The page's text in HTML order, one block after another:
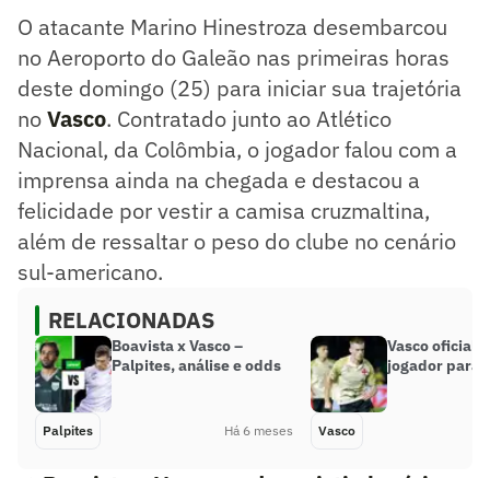
O atacante Marino Hinestroza desembarcou
no Aeroporto do Galeão nas primeiras horas
deste domingo (25) para iniciar sua trajetória
noVasco. Contratado junto ao Atlético
Nacional, da Colômbia, o jogador falou com a
imprensa ainda na chegada e destacou a
felicidade por vestir a camisa cruzmaltina,
além de ressaltar o peso do clube no cenário
sul-americano.
RELACIONADAS
Boavista x Vasco –
Palpites, análise e odds
Palpites Há 6 meses
Vasco
jogador para
Vasco